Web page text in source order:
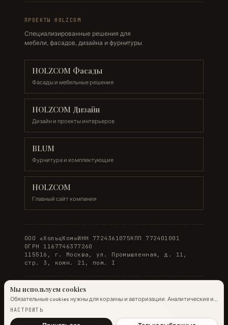
ПРОЕКТЫ HOLZCOM
Специализированные решения для
мебели, фасадов, дизайна и фурнитуры.
HOLZCOM Фасады
Фасады и мебельные решения
HOLZCOM Дизайн
Дизайн и проекты интерьеров
BLUM
Фурнитура и комплектующие
HOLZCOM
Главный сайт компании
ООО «ХольцКом»ИНН 7724361075КПП 772401001
ОГРН 1167746377260
115516, г. Москва, ул. Промышленная, д. 11,
стр. 3, комн. 21, пом. I
© 2026 WOODONLINE. Все права защищены.
Мы используем cookies
Обязательные cookies нужны для корзины и авторизации. Аналитические и
маркетинговые помогают улучшить сайт.
НАСТРОИТЬ